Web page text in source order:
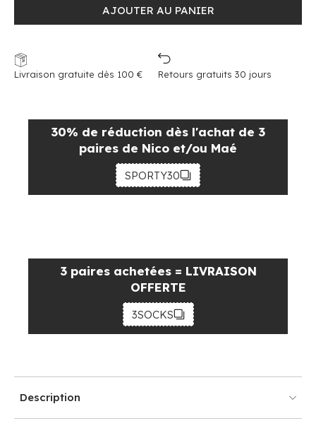
AJOUTER AU PANIER
Livraison gratuite dès 100 € Retours gratuits 30 jours
30% de réduction dès l'achat de 3
paires de Nico et/ou Maé
SPORTY30
3 paires achetées = LIVRAISON
OFFERTE
3SOCKS
Description